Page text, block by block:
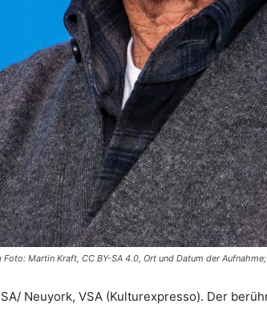
Foto: Martin Kraft, CC BY-SA 4.0, Ort und Datum der
Neuyork, VSA (Kulturexpresso). Der